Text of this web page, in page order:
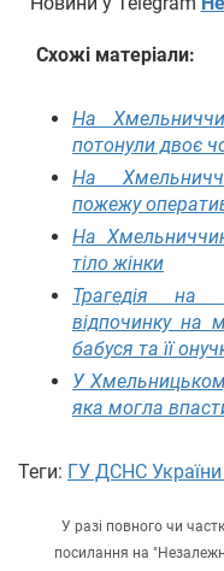
Схожі матеріали:
На
потонули двоє
На
пожежу
На
тіло жінки
Трагедія на
відпочинку на
бабуся та її
У
яка могла
Теги: ГУ ДСНС України
У разі повного чи
посилання на